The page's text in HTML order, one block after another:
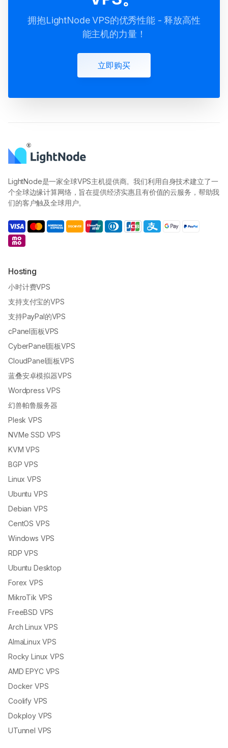
拥抱LightNode VPS的优秀性能 - 释放高性
能主机的力量！
立即购买
LightNode是一家全球VPS主机提供商。我们利用自身技术建立了一
个全球边缘计算网络，旨在提供经济实惠且有价值的云服务，帮助我
们的客户触及全球用户。
Hosting
小时计费VPS
支持支付宝的VPS
支持PayPal的VPS
cPanel面板VPS
CyberPanel面板VPS
CloudPanel面板VPS
蓝叠安卓模拟器VPS
Wordpress VPS
幻兽帕鲁服务器
Plesk VPS
NVMe SSD VPS
KVM VPS
BGP VPS
Linux VPS
Ubuntu VPS
Debian VPS
CentOS VPS
Windows VPS
RDP VPS
Ubuntu Desktop
Forex VPS
MikroTik VPS
FreeBSD VPS
Arch Linux VPS
AlmaLinux VPS
Rocky Linux VPS
AMD EPYC VPS
Docker VPS
Coolify VPS
Dokploy VPS
UTunnel VPS